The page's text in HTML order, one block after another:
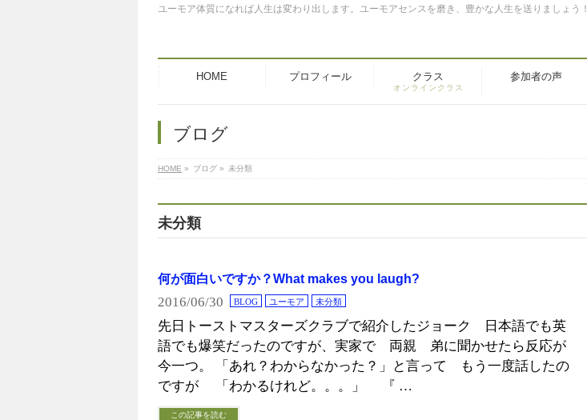
ユーモア体質になれば人生は変わり出します。ユーモアセンスを磨き、豊かな人生を送りましょう！
HOME プロフィール クラス
オンラインクラス
参加者の声
ブログ
HOME » ブログ » 未分類
未分類
何が面白いですか？What makes you laugh?
2016/06/30 BLOG ユーモア 未分類
先日トーストマスターズクラブで紹介したジョーク 日本語でも英
語でも爆笑だったのですが、実家で 両親 弟に聞かせたら反応が
今一つ。 「あれ？わからなかった？」と言って もう一度話したの
ですが 「わかるけれど。。。」 『 …
この記事を読む